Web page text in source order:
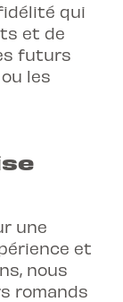
qui
et de
futurs
ou les
une
et
nous
romands